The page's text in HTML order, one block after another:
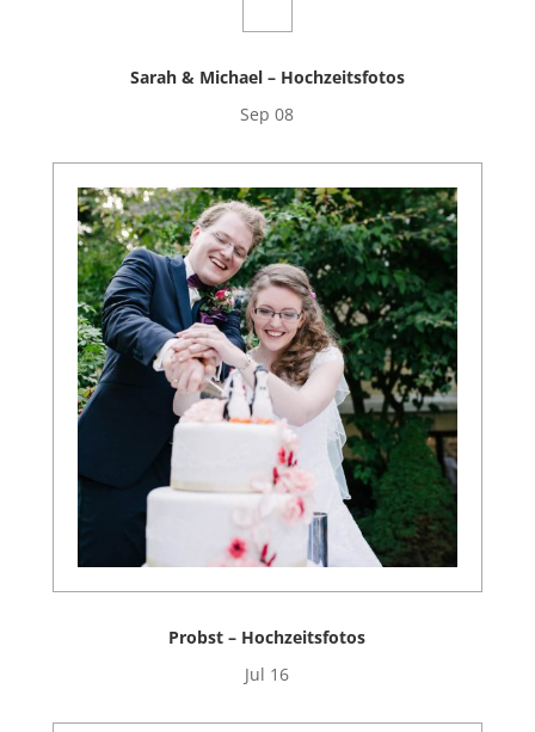
Sarah & Michael – Hochzeitsfotos
Sep 08
Probst – Hochzeitsfotos
Jul 16